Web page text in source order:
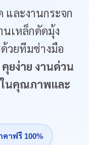
และงานกระจก
เหล็กดัดมุ้ง
วยทีมช่างมือ
คุยง่าย งานด่วน
ในคุณภาพและ
คาฟรี 100%